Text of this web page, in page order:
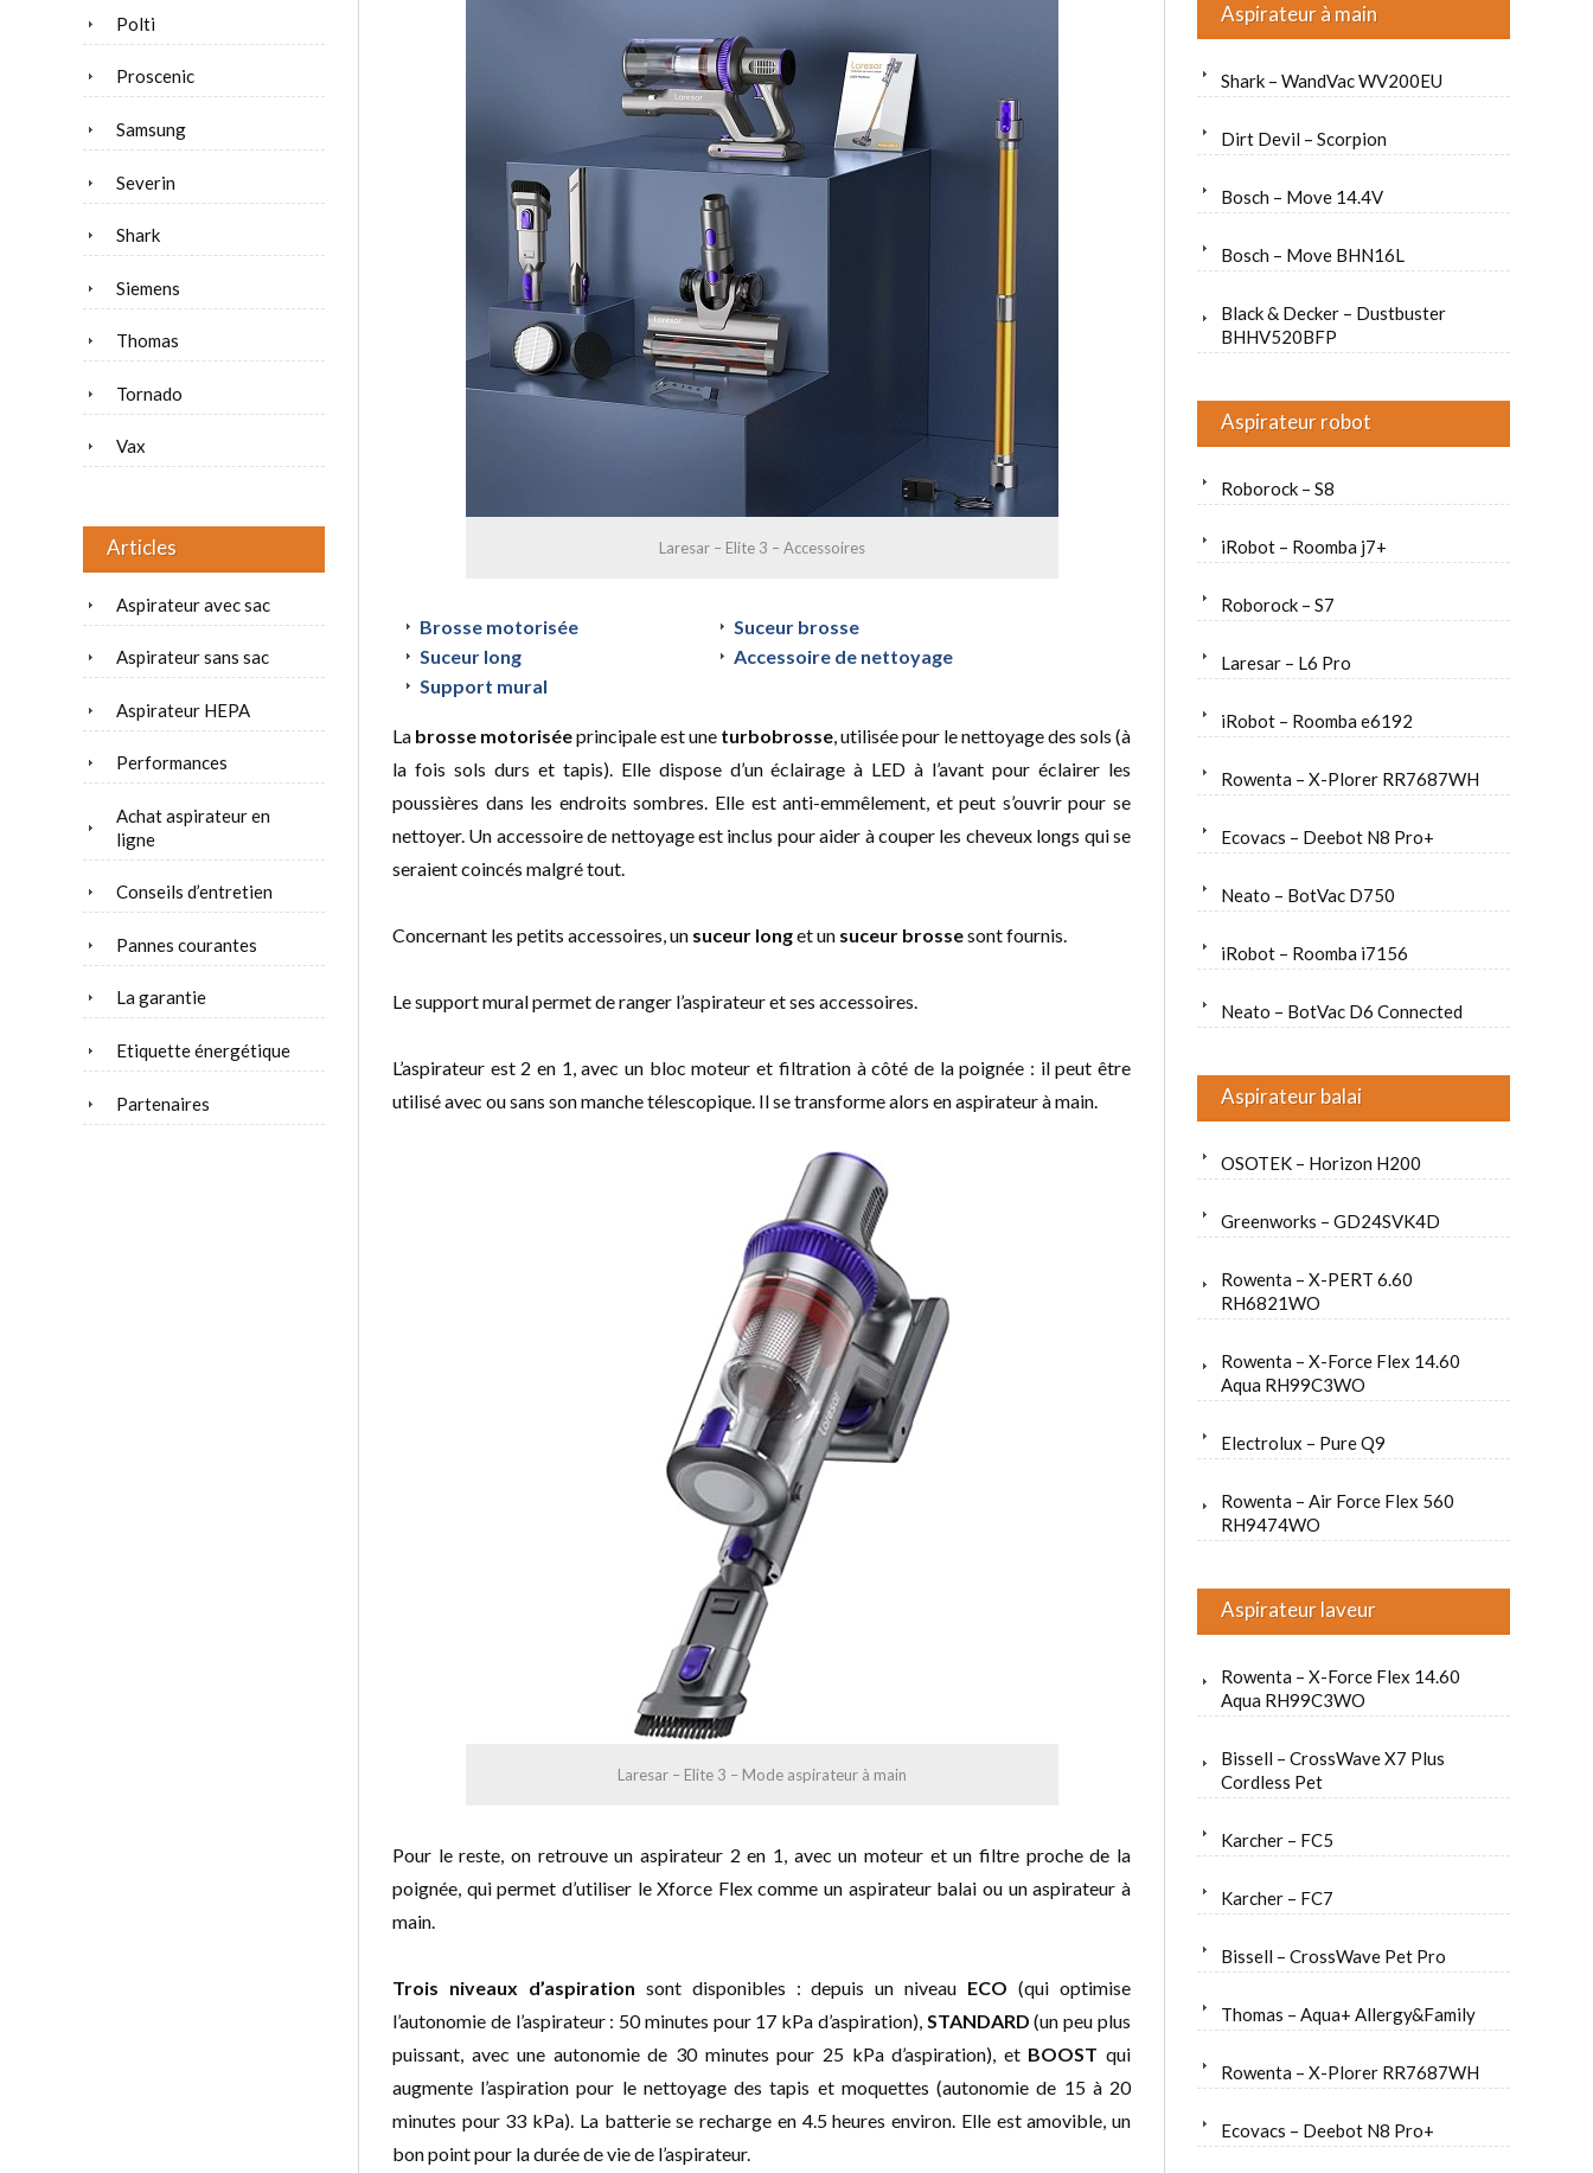
Laresar – Elite 3 – Accessoires
Brosse motorisée
Suceur brosse
Suceur long
Accessoire de nettoyage
Support mural
La brosse motoriséeprincipale est une turbobrosse, utilisée pour le nettoyage des sols (à
la fois sols durs et tapis). Elle dispose d’un éclairage à LED à l’avant pour éclairer les
poussières dans les endroits sombres. Elle est anti-emmêlement, et peut s’ouvrir pour se
nettoyer. Un accessoire de nettoyage est inclus pour aider à couper les cheveux longs qui se
seraient coincés malgré tout.
Concernant les petits accessoires, un suceur longet un suceur brossesont fournis.
Le support mural permet de ranger l’aspirateur et ses accessoires.
L’aspirateur est 2 en 1, avec un bloc moteur et filtration à côté de la poignée : il peut être
utilisé avec ou sans son manche télescopique. Il se transforme alors en aspirateur à main.
Laresar – Elite 3 – Mode aspirateur à main
Pour le reste, on retrouve un aspirateur 2 en 1, avec un moteur et un filtre proche de la
poignée, qui permet d’utiliser le Xforce Flex comme un aspirateur balai ou un aspirateur à
main.
Trois niveaux d’aspiration sont disponibles : depuis un niveau ECO (qui optimise
l’autonomie de l’aspirateur : 50 minutes pour 17 kPa d’aspiration), STANDARD (un peu plus
puissant, avec une autonomie de 30 minutes pour 25 kPa d’aspiration), et BOOSTqui
augmente l’aspiration pour le nettoyage des tapis et moquettes (autonomie de 15 à 20
minutes pour 33 kPa). La batterie se recharge en 4.5 heures environ. Elle est amovible, un
bon point pour la durée de vie de l’aspirateur.
Aspirateur à main
Shark – WandVac WV200EU
Dirt Devil – Scorpion
Bosch – Move 14.4V
Bosch – Move BHN16L
Black & Decker – Dustbuster
BHHV520BFP
Aspirateur robot
Roborock – S8
iRobot – Roomba j7+
Roborock – S7
Laresar – L6 Pro
iRobot – Roomba e6192
Rowenta – X-Plorer RR7687WH
Ecovacs – Deebot N8 Pro+
Neato – BotVac D750
iRobot – Roomba i7156
Neato – BotVac D6 Connected
Aspirateur balai
OSOTEK – Horizon H200
Greenworks – GD24SVK4D
Rowenta – X-PERT 6.60
RH6821WO
Rowenta – X-Force Flex 14.60
Aqua RH99C3WO
Electrolux – Pure Q9
Rowenta – Air Force Flex 560
RH9474WO
Aspirateur laveur
Rowenta – X-Force Flex 14.60
Aqua RH99C3WO
Bissell – CrossWave X7 Plus
Cordless Pet
Karcher – FC5
Karcher – FC7
Bissell – CrossWave Pet Pro
Thomas – Aqua+ Allergy&Family
Rowenta – X-Plorer RR7687WH
Ecovacs – Deebot N8 Pro+
Polti
Proscenic
Samsung
Severin
Shark
Siemens
Thomas
Tornado
Vax
Articles
Aspirateur avec sac
Aspirateur sans sac
Aspirateur HEPA
Performances
Achat aspirateur en
ligne
Conseils d’entretien
Pannes courantes
La garantie
Etiquette énergétique
Partenaires